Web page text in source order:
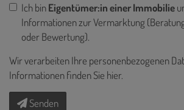
Ich binEigentümer:in einer Immobilie
Informationen zur Vermarktung
oder Bewertung).
Wir verarbeiten Ihre personenbezogenen
Informationen finden Sie hier.
Senden